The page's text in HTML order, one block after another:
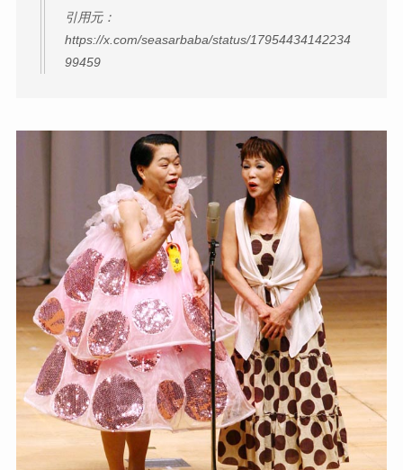
引用元：
https://x.com/seasarbaba/status/17954434142234
99459